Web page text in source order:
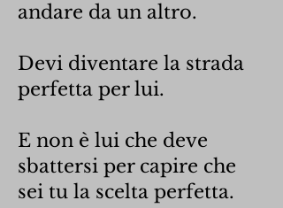
andare da un altro.
Devi diventare la strada
perfetta per lui.
E non è lui che deve
sbattersi per capire che
sei tu la scelta perfetta.